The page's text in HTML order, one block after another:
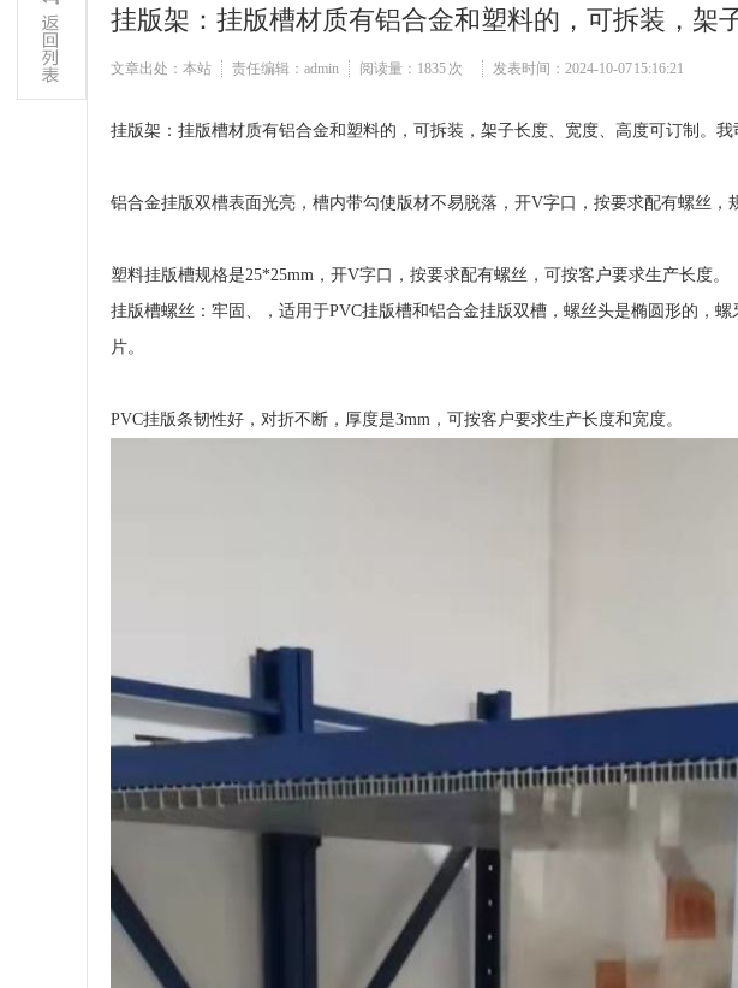
挂版架：挂版槽材质有铝合金和塑料的，可拆装，架
文章出处：本站 责任编辑：admin 阅读量： 1835 次 发表时间：2024-10-07 15:16:21
挂版架：挂版槽材质有铝合金和塑料的，可拆装，架子长度、宽度、高度可订制。我
铝合金挂版双槽表面光亮，槽内带勾使版材不易脱落，开V字口，按要求配有螺丝，
塑料挂版槽规格是25*25mm，开V字口，按要求配有螺丝，可按客户要求生产长度。
挂版槽螺丝：牢固、，适用于PVC挂版槽和铝合金挂版双槽，螺丝头是椭圆形的，
片。
PVC挂版条韧性好，对折不断，厚度是3mm，可按客户要求生产长度和宽度。